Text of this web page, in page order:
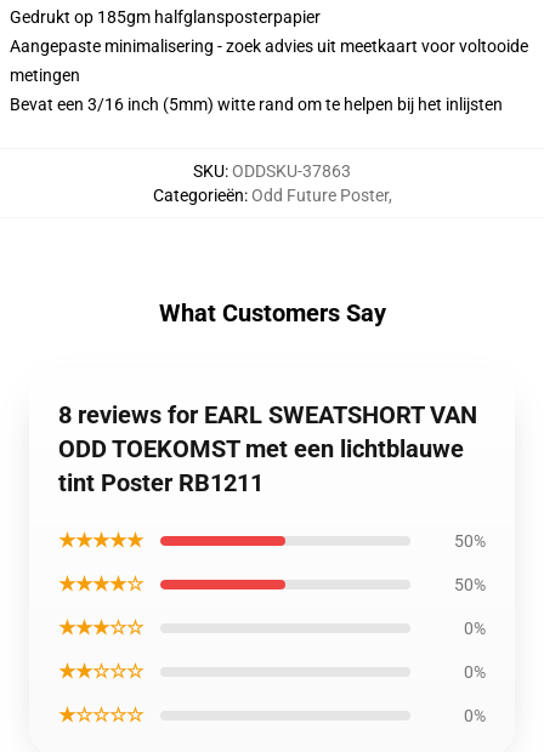
Gedrukt op 185gm halfglansposterpapier
Aangepaste minimalisering - zoek advies uit meetkaart voor voltooide
metingen
Bevat een 3/16 inch (5mm) witte rand om te helpen bij het inlijsten
SKU:ODDSKU-37863
Categorieën:Odd Future Poster,
What Customers Say
8 reviews for EARL SWEATSHORT VAN
ODD TOEKOMST met een lichtblauwe
tint Poster RB1211
★★★★★ 50%
★★★★☆ 50%
★★★☆☆ 0%
★★☆☆☆ 0%
★☆☆☆☆ 0%